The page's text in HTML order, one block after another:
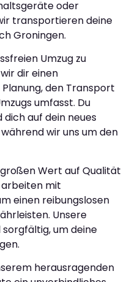
oder
transportieren deine
Groningen.
Umzug zu
dir einen
den Transport
umfasst. Du
auf dein neues
wir uns um den
Wert auf Qualität
arbeiten mit
einen reibungslosen
Unsere
um deine
herausragenden